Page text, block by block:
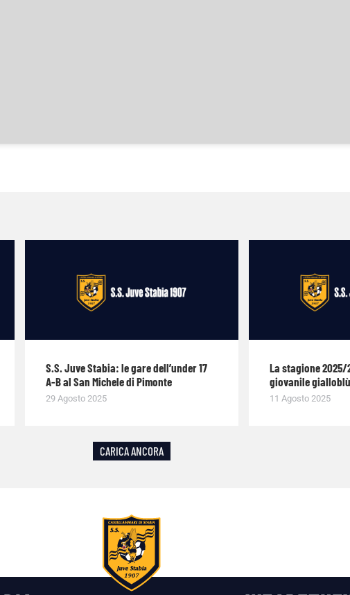
S.S. Juve Stabia: le gare dell’under 17
A-B al San Michele di Pimonte
29 Agosto 2025
La stagione
giovanile gialloblù
11 Agosto 2025
CARICA ANCORA